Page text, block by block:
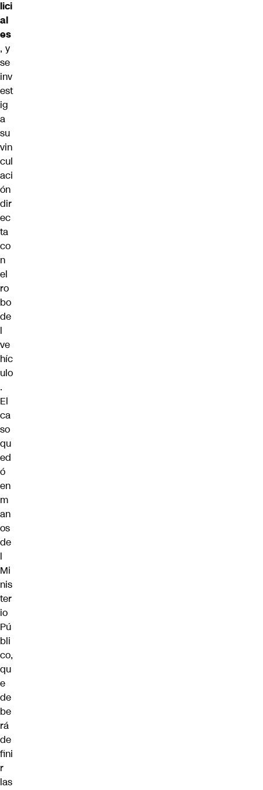
lici
al
es
, y
se
inv
est
ig
a
su
vin
cul
aci
ón
dir
ec
ta
co
n
el
ro
bo
de
l
ve
híc
ulo
.
El
ca
so
qu
ed
ó
en
m
an
os
de
l
Mi
nis
ter
io
Pú
bli
co,
qu
e
de
be
rá
de
fini
r
las